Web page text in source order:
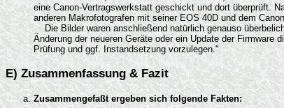
eine Canon-Vertragswerkstatt geschickt und dort überprüft.
anderen Makrofotografen mit seiner EOS 40D und dem
Die Bilder waren anschließend natürlich genauso
Änderung der neueren Geräte oder ein Update der
Prüfung und ggf. Instandsetzung vorzulegen."
E) Zusammenfassung & Fazit
Zusammengefaßt ergeben sich folgende Fakten: